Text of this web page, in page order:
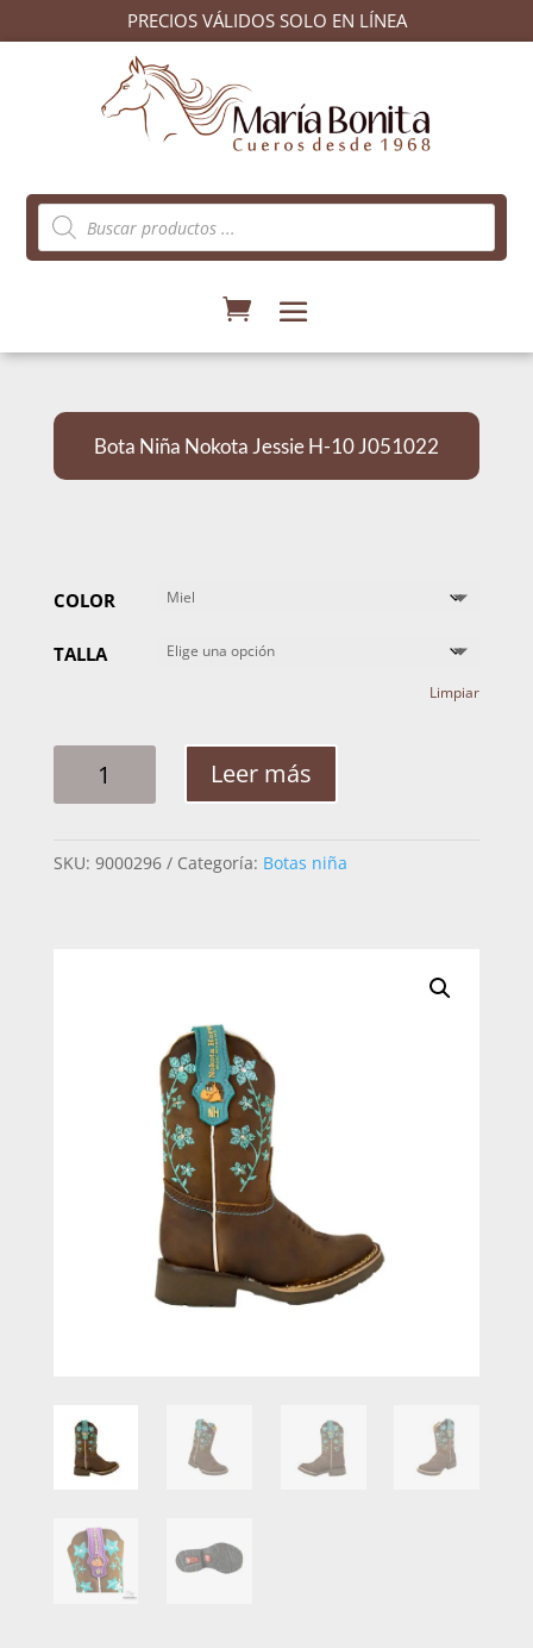
PRECIOS VÁLIDOS SOLO EN LÍNEA
Búsqueda
de
productos
Bota Niña Nokota Jessie H-10 J051022
COLOR
TALLA
Limpiar
H-
Leer más
SKU: 9000296 Categoría: Botas niña